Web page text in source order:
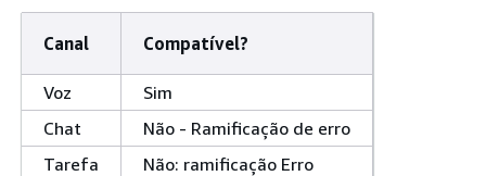
Canal Compatível?
Voz
Sim
Chat
Não - Ramificação de erro
Tarefa
Não: ramificação Erro